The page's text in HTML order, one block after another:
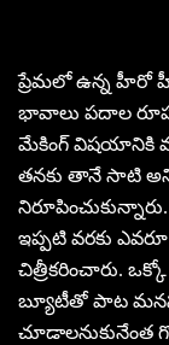
ప్రేమ‌లో ఉన్న హీరో
భావాలు ప‌దాల
మేకింగ్ విష‌యానికి
త‌న‌కు తానే సాటి
ఇప్ప‌టి వ‌ర‌కు
చిత్రీక‌రించారు.
బ్యూటీతో పాట
చూడాల‌నుకునేంత